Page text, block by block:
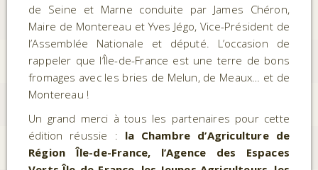
de Seine et Marne conduite par James Chéron,
Maire de Montereau et Yves Jégo, Vice-Président de
l’Assemblée Nationale et député. L’occasion de
rappeler que l’Île-de-France est une terre de bons
fromages avec les bries de Melun, de Meaux… et de
Montereau !
Un grand merci à tous les partenaires pour cette
édition réussie : la Chambre d’Agriculture de
Région Île-de-France, l’Agence des Espaces